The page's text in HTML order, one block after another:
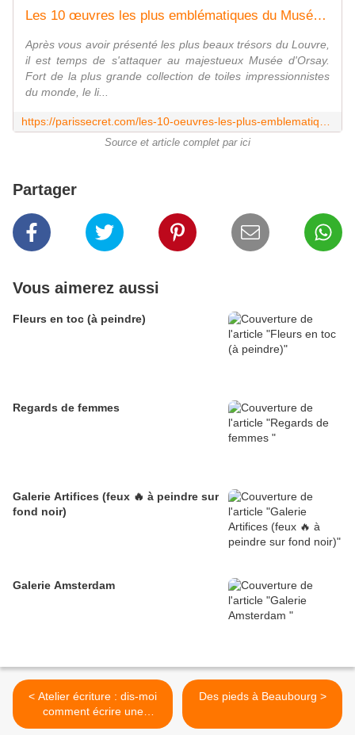
Les 10 œuvres les plus emblématiques du Musée d'Orsay
Après vous avoir présenté les plus beaux trésors du Louvre,
il est temps de s'attaquer au majestueux Musée d'Orsay.
Fort de la plus grande collection de toiles impressionnistes
du monde, le li...
Source et article complet par ici
Partager
Vous aimerez aussi
Fleurs en toc (à peindre)
Regards de femmes
Galerie Artifices (feux 🔥 à peindre sur
fond noir)
Galerie Amsterdam
< Atelier écriture : dis-moi
comment écrire une
nouvelle ? ou un petit
Des pieds à Beaubourg >